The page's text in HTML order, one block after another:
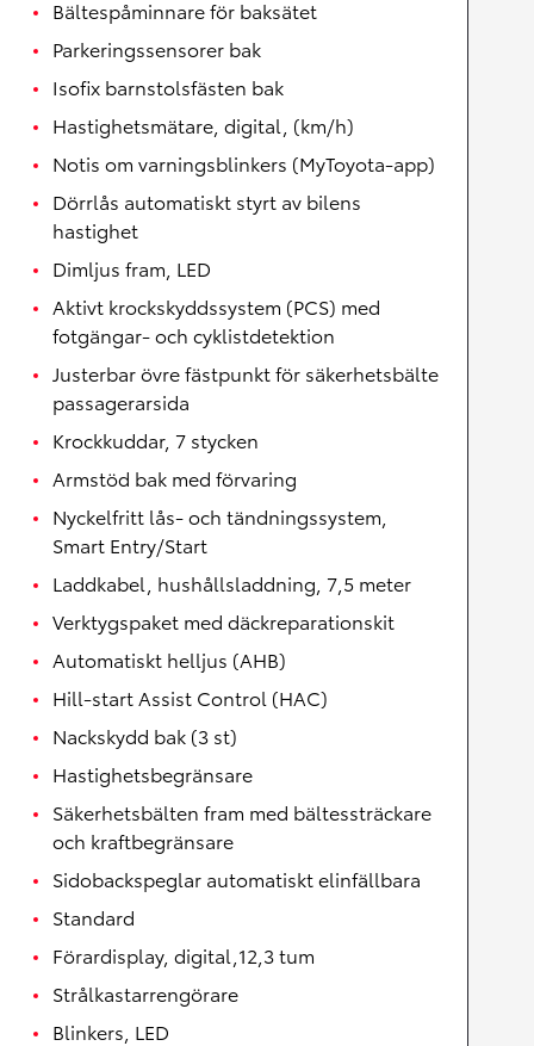
Bältespåminnare för baksätet
Parkeringssensorer bak
Isofix barnstolsfästen bak
Hastighetsmätare, digital, (km/h)
Notis om varningsblinkers (MyToyota-app)
Dörrlås automatiskt styrt av bilens
hastighet
Dimljus fram, LED
Aktivt krockskyddssystem (PCS) med
fotgängar- och cyklistdetektion
Justerbar övre fästpunkt för säkerhetsbälte
passagerarsida
Krockkuddar, 7 stycken
Armstöd bak med förvaring
Nyckelfritt lås- och tändningssystem,
Smart Entry/Start
Laddkabel, hushållsladdning, 7,5 meter
Verktygspaket med däckreparationskit
Automatiskt helljus (AHB)
Hill-start Assist Control (HAC)
Nackskydd bak (3 st)
Hastighetsbegränsare
Säkerhetsbälten fram med bältessträckare
och kraftbegränsare
Sidobackspeglar automatiskt elinfällbara
Standard
Förardisplay, digital,12,3 tum
Strålkastarrengörare
Blinkers, LED